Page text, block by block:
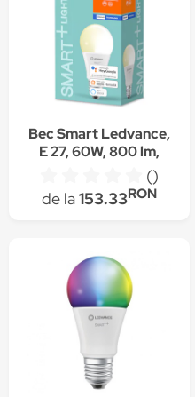
Bec Smart Ledvance,
E 27, 60W, 800 lm,
2700K, dimabil()
de la153.33RON